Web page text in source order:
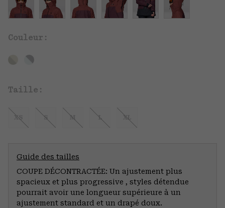
Couleur:
Taille:
XS S M L XL
Guide des tailles
COUPE DÉCONTRACTÉE: Un ajustement plus
spacieux et plus progressive , styles détendue
pourrait avoir une longueur supérieure à un
ajustement standard et un drapé doux.